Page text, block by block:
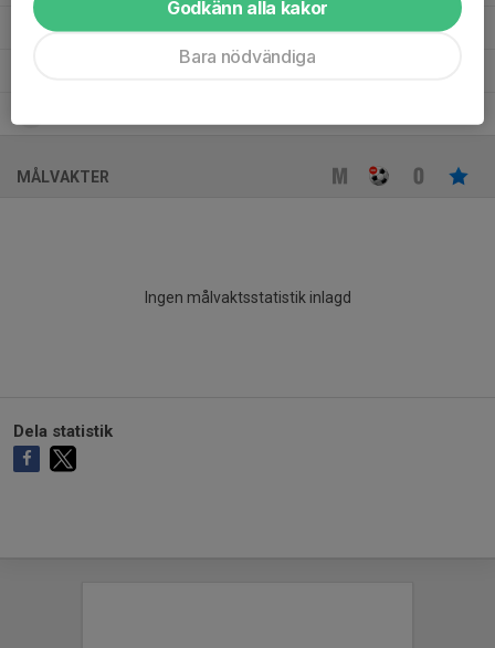
4 0 0 0 0
4
MÅLVAKTER
Ingen målvaktsstatistik inlagd
Dela statistik
Godkänn alla kakor
Bara nödvändiga